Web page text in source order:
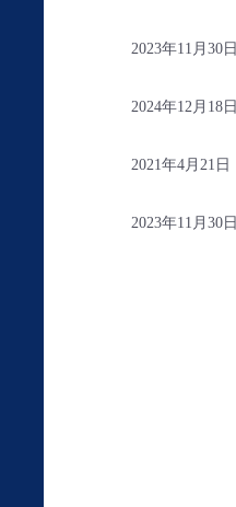
2023年11月30日
2024年12月18日
2021年4月21日
2023年11月30日